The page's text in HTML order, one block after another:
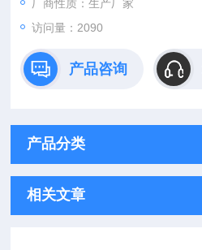
厂商性质：生产厂家
访问量：2090
产品咨询
产品分类
相关文章